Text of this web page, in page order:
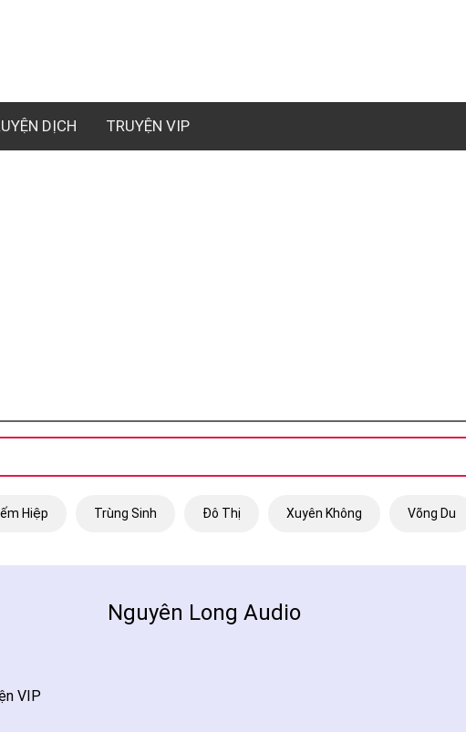
DỊCH TRUYỆN VIP
Hiệp Trùng Sinh Đô Thị Xuyên Không Võng Du
Nguyên Long Audio
VIP